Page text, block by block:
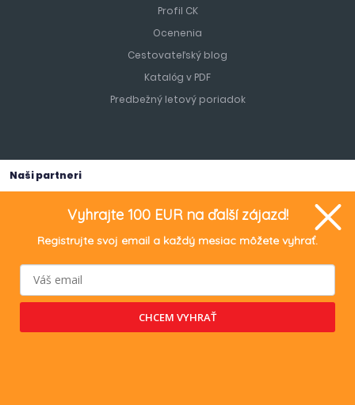
Profil CK
Ocenenia
Cestovateľský blog
Katalóg v PDF
Predbežný letový poriadok
Naši partneri
TURANCAR Travel s.r.o., Bratislavská 466/29, 949 01 Nitra, IČO:
55028241, IČ DPH: SK 2121898768.
Vyhrajte 100 EUR na ďalší zájazd!
Registrujte svoj email a každý mesiac môžete vyhrať.
CHCEM VYHRAŤ